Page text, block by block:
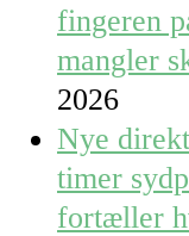
fingeren
mangler
2026
Nye
timer
fortæller